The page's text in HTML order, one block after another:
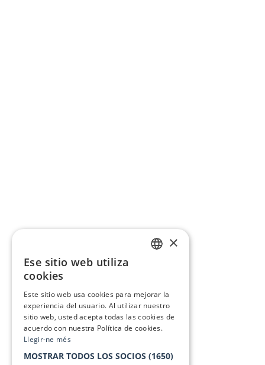
×
Ese sitio web utiliza
cookies
Este sitio web usa cookies para mejorar la
experiencia del usuario. Al utilizar nuestro
sitio web, usted acepta todas las cookies de
acuerdo con nuestra Política de cookies.
Llegir-ne més
MOSTRAR TODOS LOS SOCIOS (1650)